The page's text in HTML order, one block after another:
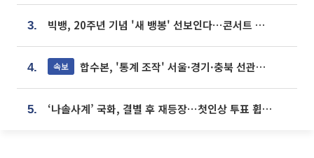
3. 빅뱅, 20주년 기념 '새 뱅봉' 선보인다⋯콘서트 앞두고 팝업 개최
4. 속보 합수본, '통계 조작' 서울·경기·충북 선관위 등 추가 압수수색
5. ‘나솔사계’ 국화, 결별 후 재등장⋯첫인상 투표 휩쓸고 ‘인기녀’ 등극